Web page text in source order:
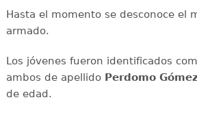
Hasta el momento se desconoce el
armado.
Los jóvenes fueron identificados
ambos de apellido Perdomo Gómez
de edad.